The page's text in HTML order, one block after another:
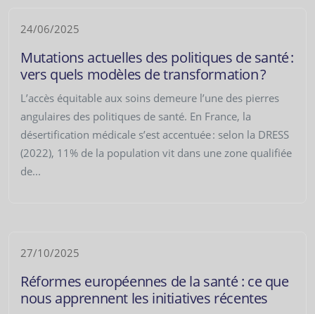
24/06/2025
Mutations actuelles des politiques de santé :
vers quels modèles de transformation ?
L’accès équitable aux soins demeure l’une des pierres
angulaires des politiques de santé. En France, la
désertification médicale s’est accentuée : selon la DRESS
(2022), 11% de la population vit dans une zone qualifiée
de...
27/10/2025
Réformes européennes de la santé : ce que
nous apprennent les initiatives récentes